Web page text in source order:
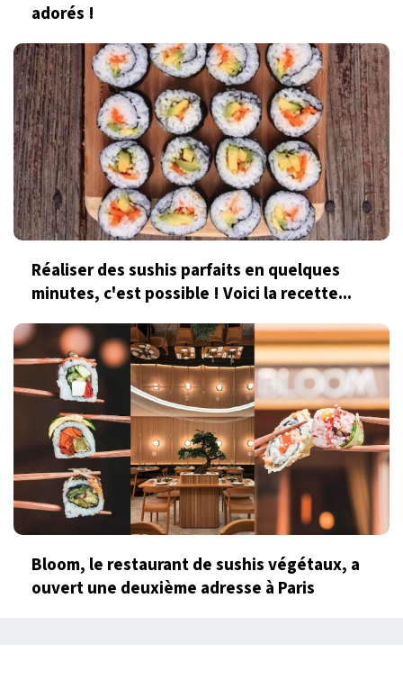
adorés !
Réaliser des sushis parfaits en quelques
minutes, c'est possible ! Voici la recette...
Bloom, le restaurant de sushis végétaux, a
ouvert une deuxième adresse à Paris